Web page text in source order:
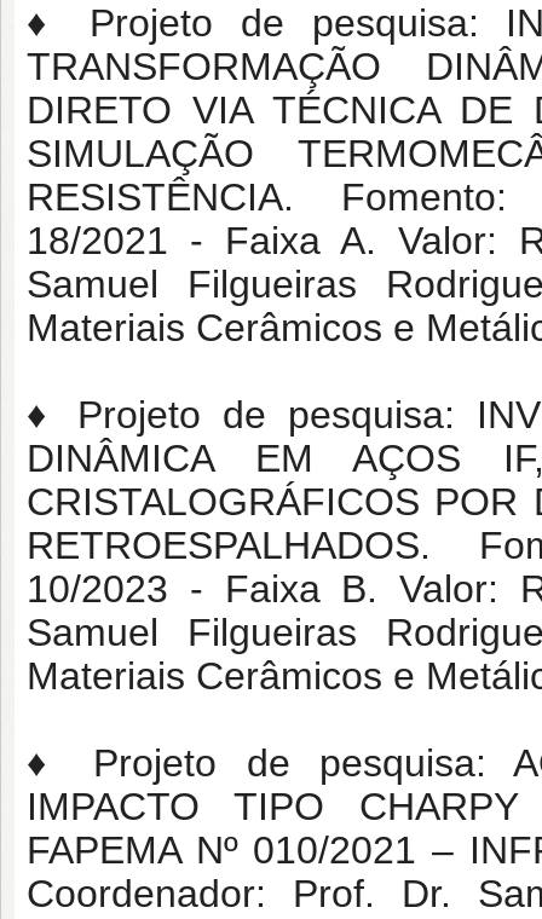
♦ Projeto de pesquisa:
TRANSFORMAÇÃO
DIRETO VIA TÉCNICA DE
SIMULAÇÃO
RESISTÊNCIA.
18/2021 - Faixa A. Valor:
Samuel Filgueiras
Materiais Cerâmicos e
♦ Projeto de pesquisa:
DINÂMICA EM AÇOS
CRISTALOGRÁFICOS
RETROESPALHADOS.
10/2023 - Faixa B. Valor:
Samuel Filgueiras
Materiais Cerâmicos e
♦ Projeto de pesquisa:
IMPACTO TIPO
FAPEMA Nº 010/2021 –
Coordenador: Prof. Dr.